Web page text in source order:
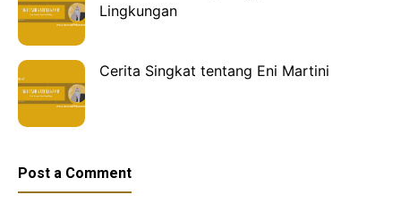
Lingkungan
Cerita Singkat tentang Eni Martini
Post a Comment